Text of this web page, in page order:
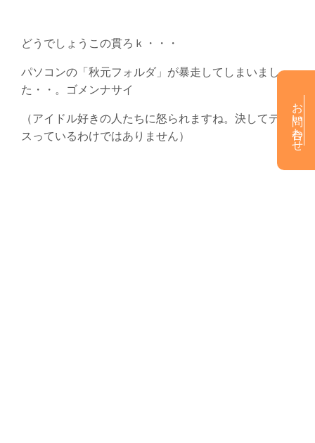
どうでしょうこの貫ろｋ・・・
パソコンの「秋元フォルダ」が暴走してしまいまし
た・・。ゴメンナサイ
（アイドル好きの人たちに怒られますね。決してディ
スっているわけではありません）
お問い合わせ